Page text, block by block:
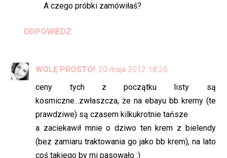
A czego próbki zamówiłaś?
ODPOWIEDZ
WOLĘ PROSTO! 20 maja 2012 18:26
ceny tych z początku listy są
kosmiczne...zwłaszcza, że na ebayu bb kremy (te
prawdziwe) są czasem kilkukrotnie tańsze
a zaciekawił mnie o dziwo ten krem z bielendy
(bez zamiaru traktowania go jako bb krem), na lato
coś takiego by mi pasowało :)